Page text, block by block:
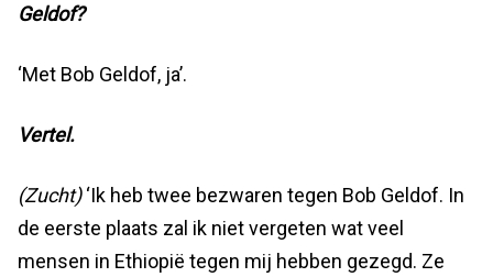
Geldof?
‘Met Bob Geldof, ja’.
Vertel.
(Zucht)‘Ik heb twee bezwaren tegen Bob Geldof. In
de eerste plaats zal ik niet vergeten wat veel
mensen in Ethiopië tegen mij hebben gezegd. Ze